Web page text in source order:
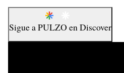
Sigue aPULZO enDiscover